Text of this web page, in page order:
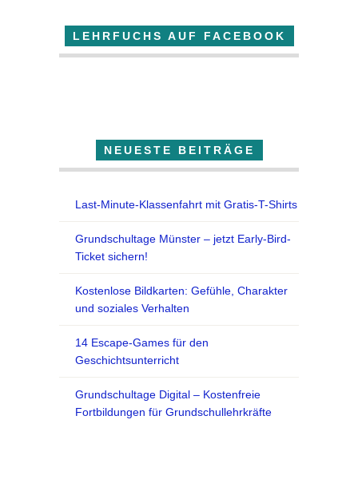
LEHRFUCHS AUF FACEBOOK
NEUESTE BEITRÄGE
Last-Minute-Klassenfahrt mit Gratis-T-Shirts
Grundschultage Münster – jetzt Early-Bird-
Ticket sichern!
Kostenlose Bildkarten: Gefühle, Charakter
und soziales Verhalten
14 Escape-Games für den
Geschichtsunterricht
Grundschultage Digital – Kostenfreie
Fortbildungen für Grundschullehrkräfte